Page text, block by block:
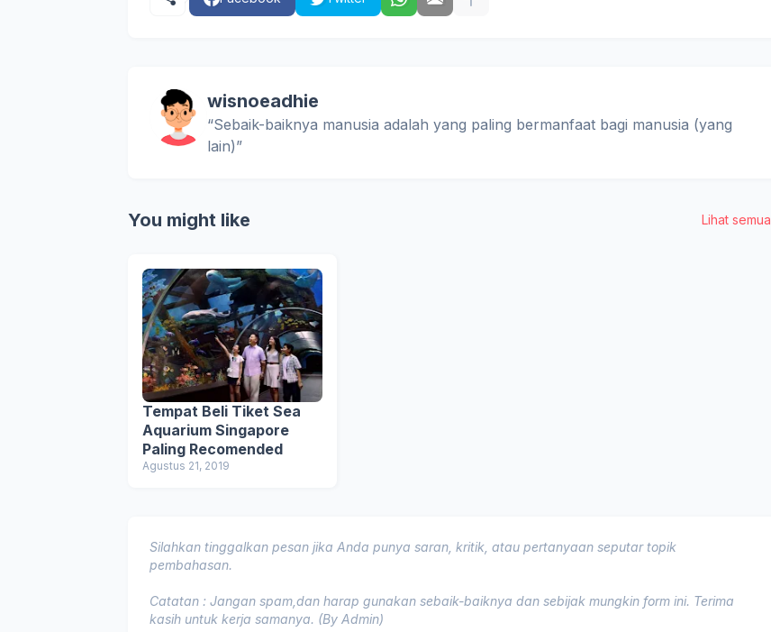
wisnoeadhie
“Sebaik-baiknya manusia adalah yang paling bermanfaat bagi manusia (yang
lain)”
You might like Lihat semua
Tempat Beli Tiket Sea
Aquarium Singapore
Paling Recomended
Agustus 21, 2019
Silahkan tinggalkan pesan jika Anda punya saran, kritik, atau pertanyaan seputar topik
pembahasan.
Catatan : Jangan spam,dan harap gunakan sebaik-baiknya dan sebijak mungkin form ini. Terima
kasih untuk kerja samanya. (By Admin)